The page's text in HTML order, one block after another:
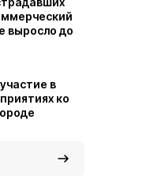
выросло до
в
ко